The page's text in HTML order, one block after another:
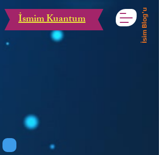
İsmim Kuantum İsim Blog'u